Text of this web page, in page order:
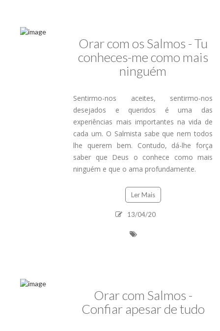
NOTA DE
Orar com os Salmos - Tu
conheces-me como mais
ninguém
Sentirmo-nos aceites, sentirmo-nos
desejados e queridos é uma das
experiências mais importantes na vida de
cada um. O Salmista sabe que nem todos
lhe querem bem. Contudo, dá-lhe força
saber que Deus o conhece como mais
ninguém e que o ama profundamente.
Ler Mais
13/04/20
Orar com Salmos -
Confiar apesar de tudo